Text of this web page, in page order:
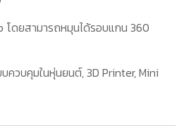
โดยสามารถหมุนได้รอบแกน 360
วบคุมในหุ่นยนต์,3D Printer, Mini